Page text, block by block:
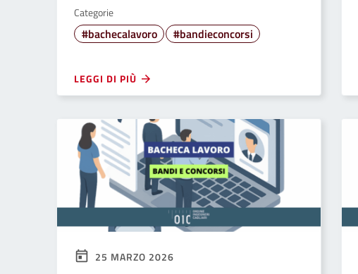
Categorie
#bachecalavoro #bandieconcorsi
LEGGI DI PIÙ
25 MARZO 2026